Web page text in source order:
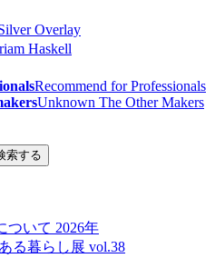
Overlay
Haskell
Recommend for Professionals
Unknown The Other Makers
索する
ついて 2026年
る暮らし展 vol.38